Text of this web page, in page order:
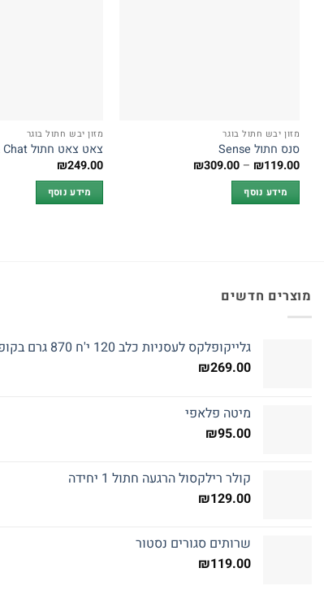
מזון יבש חתול בוגר
סנס חתול Sense
₪119.00
–
₪309.00 טווח
מידע נוסף
מזון יבש חתול בוגר
צאט צאט חתול Chat & Chat
₪249.00
מידע נוסף
מוצרים חדשים
גלייקופלקס לעסניות כלב 120 י'ח 870 גרם בקופסה
₪269.00
מיטה פלאפי
₪95.00
קולר רילקסול הרגעה חתול 1 יחידה
₪129.00
שרותים סגורים נסטור
₪119.00